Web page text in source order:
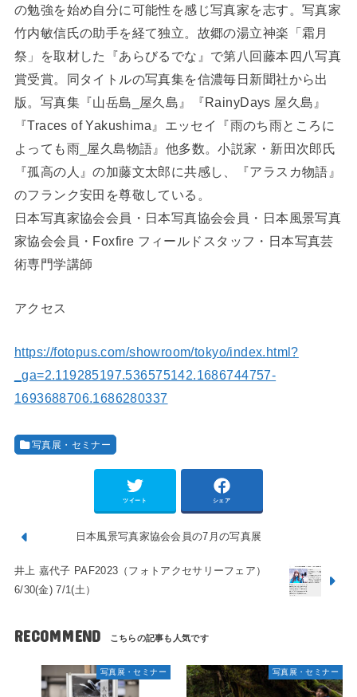
の勉強を始め自分に可能性を感じ写真家を志す。写真家
竹内敏信氏の助手を経て独立。故郷の湯立神楽「霜月
祭」を取材した『あらびるでな』で第八回藤本四八写真
賞受賞。同タイトルの写真集を信濃毎日新聞社から出
版。写真集『山岳島_屋久島』『RainyDays 屋久島』
『Traces of Yakushima』エッセイ『雨のち雨ところに
よっても雨_屋久島物語』他多数。小説家・新田次郎氏
『孤高の人』の加藤文太郎に共感し、『アラスカ物語』
のフランク安田を尊敬している。
日本写真家協会会員・日本写真協会会員・日本風景写真
家協会会員・Foxfire フィールドスタッフ・日本写真芸
術専門学講師
アクセス
https://fotopus.com/showroom/tokyo/index.html?
_ga=2.119285197.536575142.1686744757-
1693688706.1686280337
写真展・セミナー
ツイート シェア
日本風景写真家協会会員の7月の写真展
井上 嘉代子 PAF2023（フォトアクセサリーフェア）
6/30(金) 7/1(土）
RECOMMEND
写真展・セミナー 写真展・セミナー